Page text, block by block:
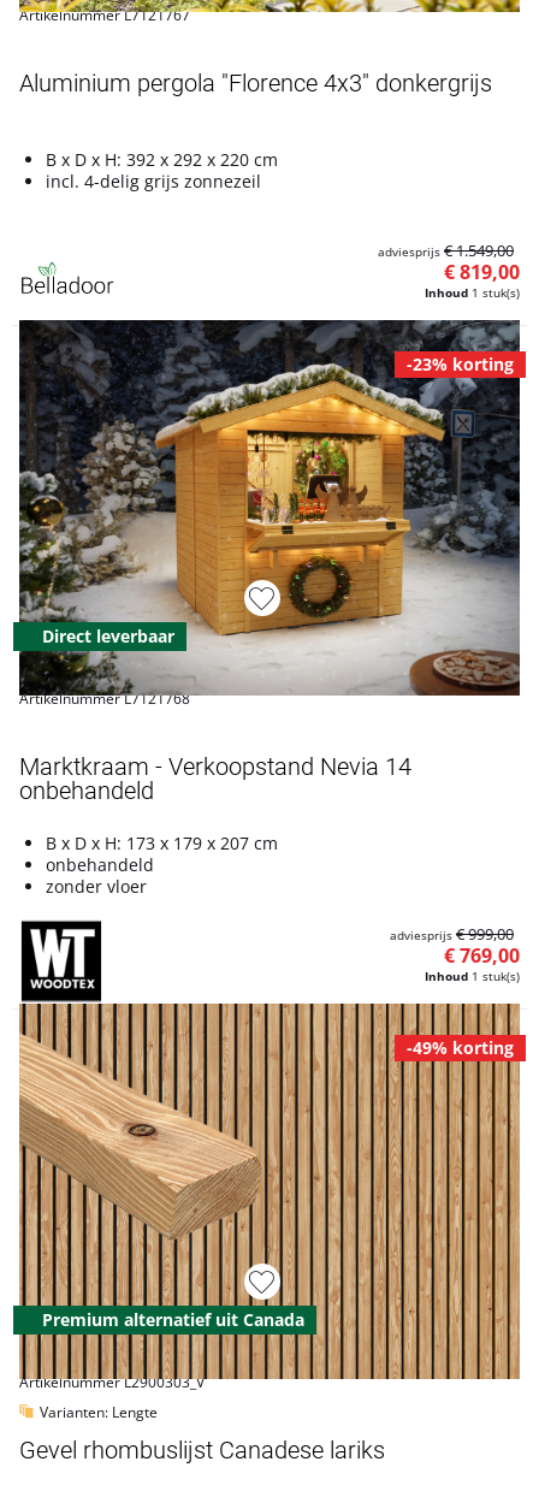
Artikelnummer L7121767
Aluminium pergola "Florence 4x3" donkergrijs
B x D x H: 392 x 292 x 220 cm
incl. 4-delig grijs zonnezeil
Inhoud 1 stuk(s)
€ 819,00
adviesprijs € 1.549,00
-23% korting
Direct leverbaar
Artikelnummer L7121768
Marktkraam - Verkoopstand Nevia 14
onbehandeld
B x D x H: 173 x 179 x 207 cm
onbehandeld
zonder vloer
Inhoud 1 stuk(s)
€ 769,00
adviesprijs € 999,00
-49% korting
Premium alternatief uit Canada
Artikelnummer L2900303_V
Varianten: Lengte
Gevel rhombuslijst Canadese lariks